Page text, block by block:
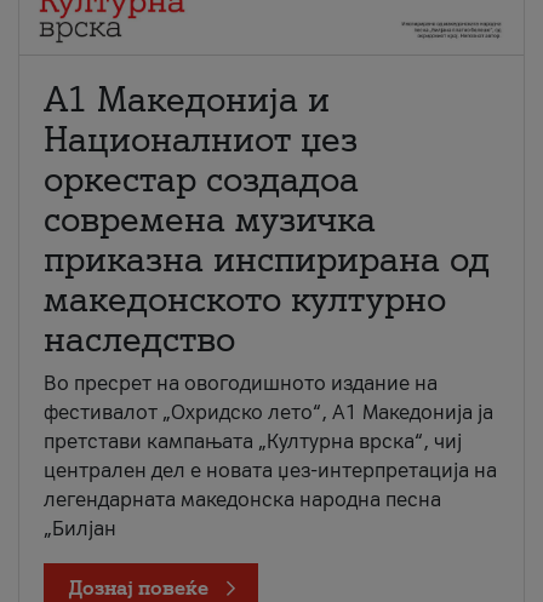
А1 Македонија и
Националниот џез
оркестар создадоа
современа музичка
приказна инспирирана од
македонското културно
наследство
Во пресрет на овогодишното издание на
фестивалот „Охридско лето“, А1 Македонија ја
претстави кампањата „Културна врска“, чиј
централен дел е новата џез-интерпретација на
легендарната македонска народна песна
„Билјан
Дознај повеќе